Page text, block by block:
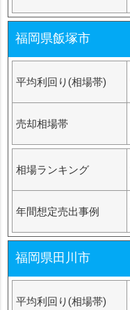
福岡県飯塚市
平均利回り(相場帯)
売却相場帯
相場ランキング
年間想定売出事例
福岡県田川市
平均利回り(相場帯)